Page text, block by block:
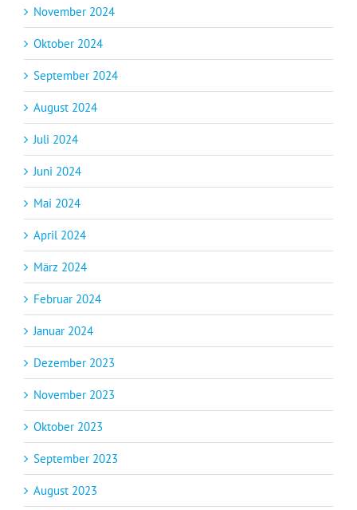
November 2024
Oktober 2024
September 2024
August 2024
Juli 2024
Juni 2024
Mai 2024
April 2024
März 2024
Februar 2024
Januar 2024
Dezember 2023
November 2023
Oktober 2023
September 2023
August 2023